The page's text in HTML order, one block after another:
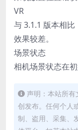
VR
与 3.1.1 版本相
效果较差。
场景状态
相机场景状态在初
声明：本站所
创发布。任何个人
制、盗用、采集、